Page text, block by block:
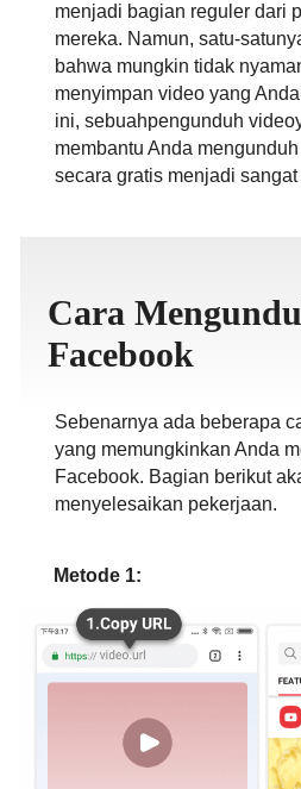
menjadi bagian reguler dari
mereka. Namun, satu-
bahwa mungkin tidak
menyimpan video yang
ini, sebuahpengunduh
membantu Anda
secara gratis menjadi
Cara
Facebook
Sebenarnya ada beberapa
yang memungkinkan Anda
Facebook. Bagian berikut
menyelesaikan pekerjaan.
Metode 1: